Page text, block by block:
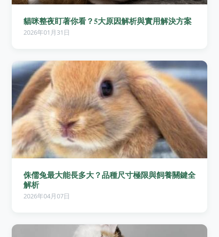
貓咪整夜盯著你看？5大原因解析與實用解決方案
2026年01月31日
侏儒兔最大能長多大？品種尺寸極限與飼養關鍵全
解析
2026年04月07日